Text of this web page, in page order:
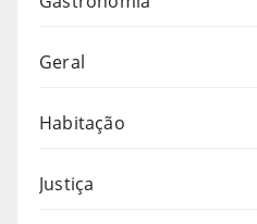
Geral
Habitação
Justiça